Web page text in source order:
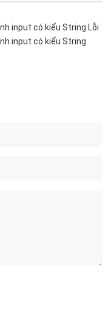
input có kiểu String Lỗi
input có kiểu String